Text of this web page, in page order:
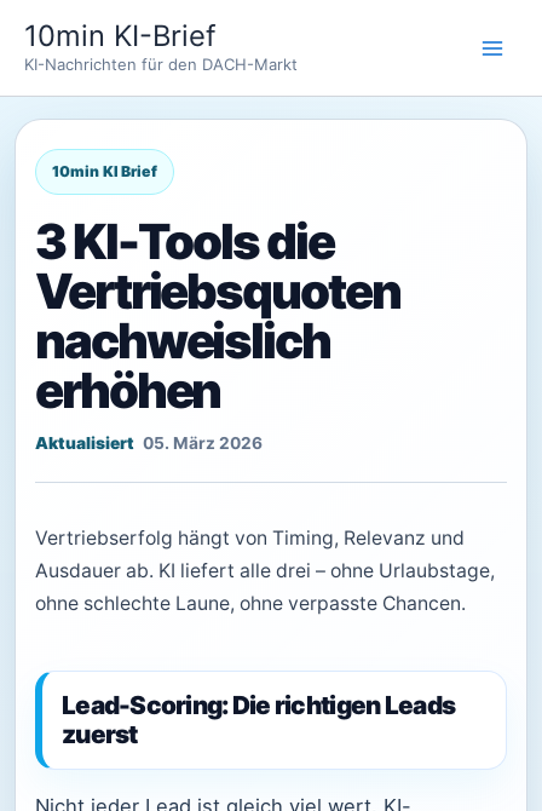
Inhalt
springen
10min KI-Brief
KI-Nachrichten für den DACH-Markt
3 KI-Tools die
Vertriebsquoten
nachweislich
erhöhen
05. März 2026
Vertriebserfolg hängt von Timing, Relevanz und
Ausdauer ab. KI liefert alle drei – ohne Urlaubstage,
ohne schlechte Laune, ohne verpasste Chancen.
Lead-Scoring: Die richtigen Leads
zuerst
Nicht jeder Lead ist gleich viel wert. KI-